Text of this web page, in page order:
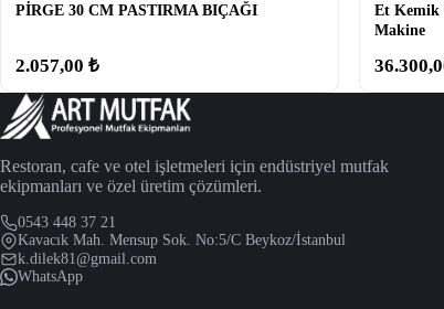
PİRGE 30 CM PASTIRMA BIÇAĞI
2.057,00 ₺
Et Kemik
Makine
Restoran, cafe ve otel işletmeleri için endüstriyel mutfak
ekipmanları ve özel üretim çözümleri.
0543 448 37 21
Kavacık Mah. Mensup Sok. No:5/C Beykoz/İstanbul
k.dilek81@gmail.com
WhatsApp